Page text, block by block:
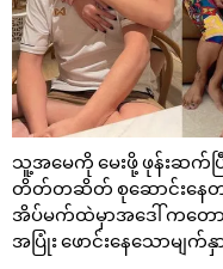
သူ့အမေကို မေးဖို့ ဖုန်းဆ
တိတ်တဆိတ် စုဆောင်းနေတ
အိပ်မက်ထဲမှာအဒေါ် ကတေ
အပြုံး ဖောင်းနေသောမျက်နှ